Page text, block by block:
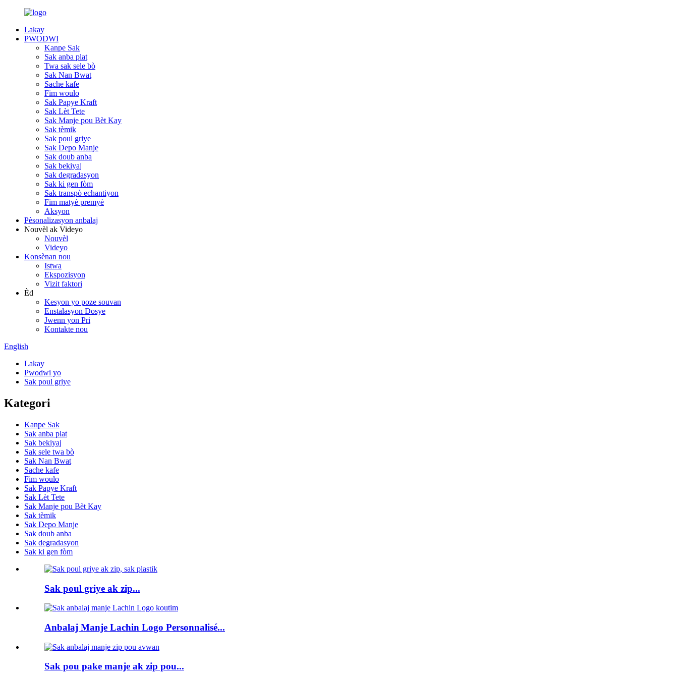
Lakay
PWODWI
Kanpe Sak
Sak anba plat
Twa sak sele bò
Sak Nan Bwat
Sache kafe
Fim woulo
Sak Papye Kraft
Sak Lèt Tete
Sak Manje pou Bèt Kay
Sak tèmik
Sak poul griye
Sak Depo Manje
Sak doub anba
Sak bekiyaj
Sak degradasyon
Sak ki gen fòm
Sak transpò echantiyon
Fim matyè premyè
Aksyon
Pèsonalizasyon anbalaj
Nouvèl ak Videyo
Nouvèl
Videyo
Konsènan nou
Istwa
Ekspozisyon
Vizit faktori
Èd
Kesyon yo poze souvan
Enstalasyon Dosye
Jwenn yon Pri
Kontakte nou
English
Lakay
Pwodwi yo
Sak poul griye
Kategori
Kanpe Sak
Sak anba plat
Sak bekiyaj
Sak sele twa bò
Sak Nan Bwat
Sache kafe
Fim woulo
Sak Papye Kraft
Sak Lèt Tete
Sak Manje pou Bèt Kay
Sak tèmik
Sak Depo Manje
Sak doub anba
Sak degradasyon
Sak ki gen fòm
Sak poul griye ak zip...
Anbalaj Manje Lachin Logo Personnalisé...
Sak pou pake manje ak zip pou...